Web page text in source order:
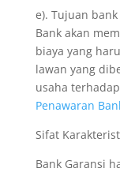
e). Tujuan
Bank akan
biaya yang
lawan yang
usaha
Penawaran
Sifat
Bank Garansi